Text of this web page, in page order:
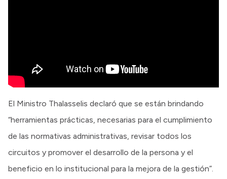
El Ministro Thalasselis declaró que se están brindando
“herramientas prácticas, necesarias para el cumplimiento
de las normativas administrativas, revisar todos los
circuitos y promover el desarrollo de la persona y el
beneficio en lo institucional para la mejora de la gestión”.